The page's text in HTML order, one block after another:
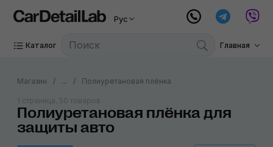
Рус
Каталог Главная
Магазин ... Полиуретановая плёнка
Полиуретановая плёнка для
защиты авто
1 страница, 50 товаров